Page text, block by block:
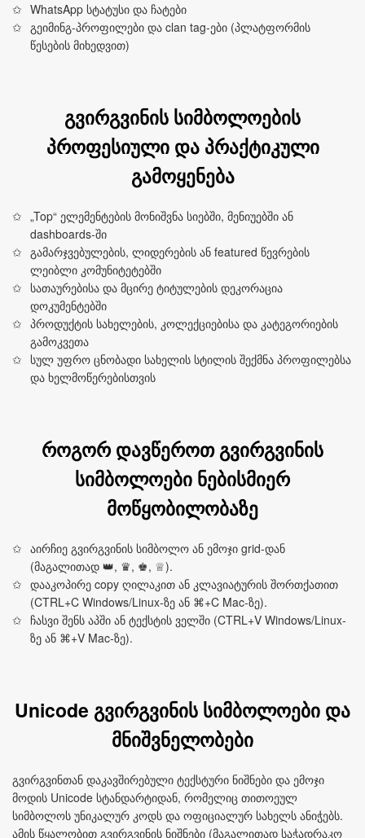
WhatsApp სტატუსი და ჩატები
გეიმინგ-პროფილები და clan tag-ები (პლატფორმის
წესების მიხედვით)
გვირგვინის სიმბოლოების
პროფესიული და პრაქტიკული
გამოყენება
„Top“ ელემენტების მონიშვნა სიებში, მენიუებში ან
dashboards-ში
გამარჯვებულების, ლიდერების ან featured წევრების
ლეიბლი კომუნიტეტებში
სათაურებისა და მცირე ტიტულების დეკორაცია
დოკუმენტებში
პროდუქტის სახელების, კოლექციებისა და კატეგორიების
გამოკვეთა
სულ უფრო ცნობადი სახელის სტილის შექმნა პროფილებსა
და ხელმოწერებისთვის
როგორ დავწეროთ გვირგვინის
სიმბოლოები ნებისმიერ
მოწყობილობაზე
აირჩიე გვირგვინის სიმბოლო ან ემოჯი grid-დან
(მაგალითად 👑, ♛, ♚, ♕).
დააკოპირე copy ღილაკით ან კლავიატურის შორთქათით
(CTRL+C Windows/Linux-ზე ან ⌘+C Mac-ზე).
ჩასვი შენს აპში ან ტექსტის ველში (CTRL+V Windows/Linux-
ზე ან ⌘+V Mac-ზე).
Unicode გვირგვინის სიმბოლოები და
მნიშვნელობები
გვირგვინთან დაკავშირებული ტექსტური ნიშნები და ემოჯი
მოდის Unicode სტანდარტიდან, რომელიც თითოეულ
სიმბოლოს უნიკალურ კოდს და ოფიციალურ სახელს ანიჭებს.
ამის წყალობით გვირგვინის ნიშნები (მაგალითად საჭადრაკო